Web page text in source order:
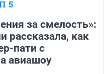
5
за смелость»:
рассказала, как
пати с
авиашоу